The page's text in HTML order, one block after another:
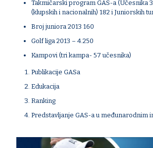
Takmičarski program GAS-a (Učesnika
(klupskih i nacionalnih) 182 i Juniorskih
Broj juniora 2013 160
Golf liga 2013 – 4.250
Kampovi (tri kampa- 57 učesnika)
Publikacije GASa
Edukacija
Ranking
Predstavljanje GAS-a u međunarodnim